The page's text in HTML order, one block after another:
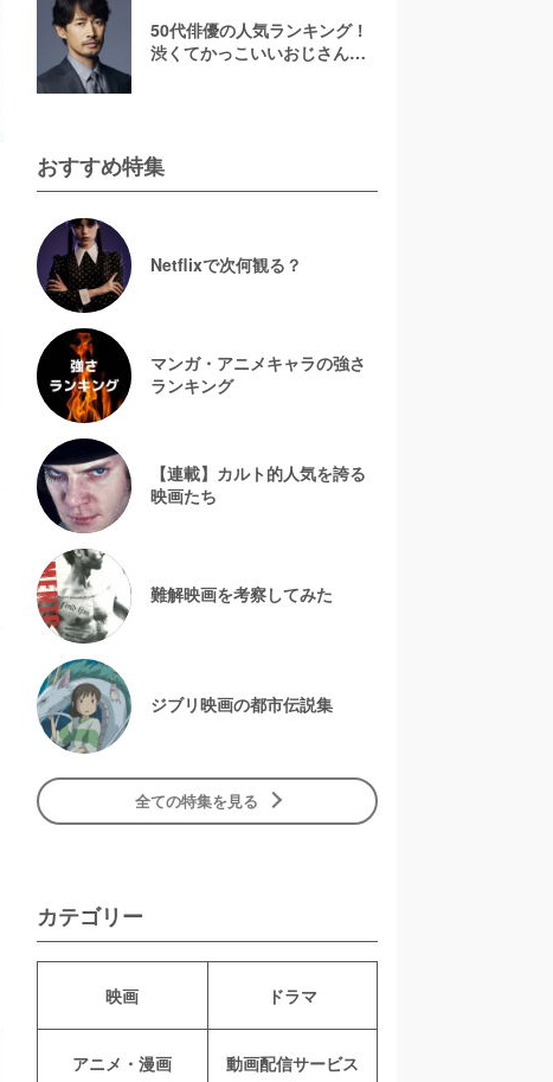
50代俳優の人気ランキング！
渋くてかっこいいおじさん俳
おすすめ特集
Netflixで次何観る？
マンガ・アニメキャラの強さ
ランキング
【連載】カルト的人気を誇る
映画たち
難解映画を考察してみた
ジブリ映画の都市伝説集
全ての特集を見る
カテゴリー
映画 ドラマ
アニメ・漫画 動画配信サービス